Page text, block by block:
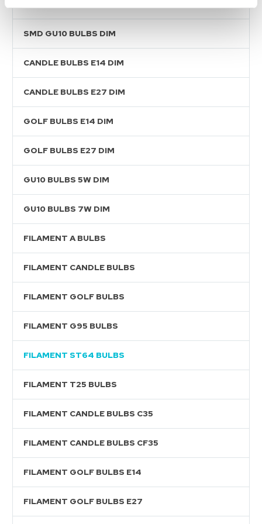
SMD GU10 BULBS DIM
CANDLE BULBS E14 DIM
CANDLE BULBS E27 DIM
GOLF BULBS E14 DIM
GOLF BULBS E27 DIM
GU10 BULBS 5W DIM
GU10 BULBS 7W DIM
FILAMENT A BULBS
FILAMENT CANDLE BULBS
FILAMENT GOLF BULBS
FILAMENT G95 BULBS
FILAMENT ST64 BULBS
FILAMENT T25 BULBS
FILAMENT CANDLE BULBS C35
FILAMENT CANDLE BULBS CF35
FILAMENT GOLF BULBS E14
FILAMENT GOLF BULBS E27